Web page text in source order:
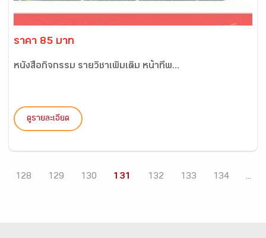
ราคา 85 บาท
หนังสือกิจกรรม รายวิชาเพิ่มเติม หน้าที่พ...
ดูรายละเอียด
128 129 130 131 132 133 134 ...